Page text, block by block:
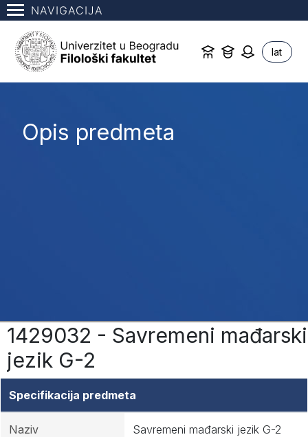
NAVIGACIJA
lat
Opis predmeta
1429032 - Savremeni mađarski
jezik G-2
Specifikacija predmeta
Naziv Savremeni mađarski jezik G-2